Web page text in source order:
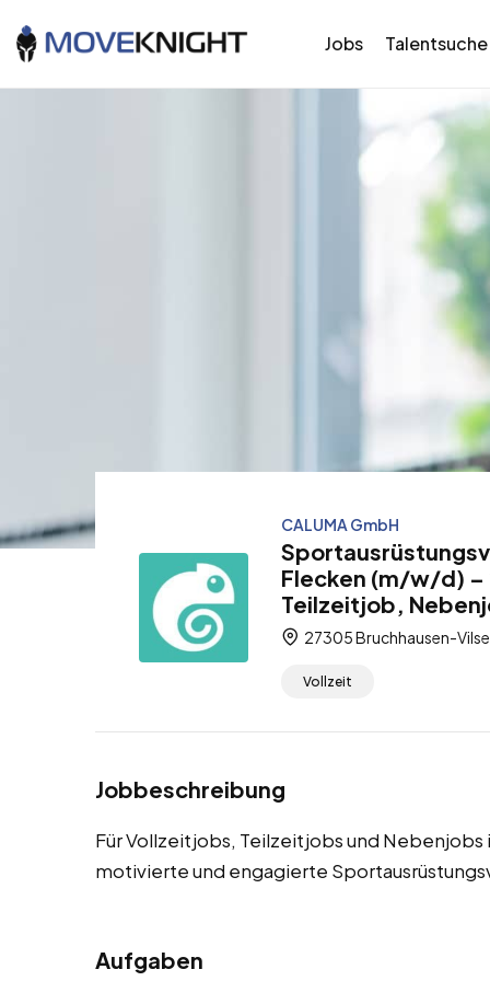
Jobs Talentsuche
CALUMA GmbH
Flecken (m/w/d)
Teilzeitjob,
27305 Bruchhausen-
Vollzeit
Jobbeschreibung
Für Vollzeitjobs, Teilzeitjobs und
motivierte und engagierte
Aufgaben